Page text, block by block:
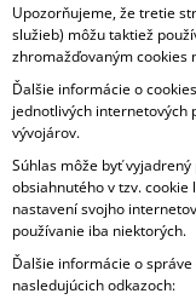
Upozorňujeme, že tretie
služieb) môžu taktiež
zhromažďovaným cookies
Ďalšie informácie o
jednotlivých internetových
vývojárov.
Súhlas môže byť
obsiahnutého v tzv. cookie
nastavení svojho
používanie iba niektorých.
Ďalšie informácie o
nasledujúcich odkazoch: